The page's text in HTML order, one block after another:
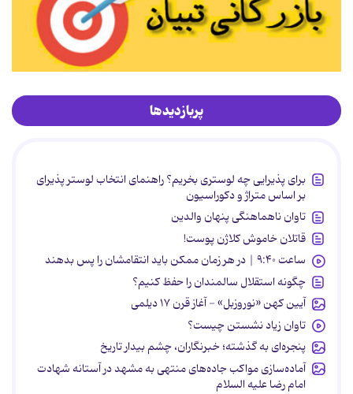
پربازدیدها
برای پذیرایی چه لوستری بخریم؟ راهنمای انتخاب لوستر پذیرای
بر اساس متراژ و دکوراسیون
تاوان ناهماهنگی پنهان والدین
قاتلان خاموش کلاژن پوست!
ساعت ۹:۴۰ | در هر زمان ممکن باید انتقامشان را پس بدهند
چگونه استقلال سالمندان را حفظ کنیم؟
آیین کهن «نوروزبل» - آغاز قرن ۱۷ دیلمی
تاوان زیاد نشستن چیست؟
پنجره‌ای به گذشته؛ خبرنگاران، چشم بیدار تاریخ
آماده‌سازی مواکب جاده‌های منتهی به مشهد در آستانه شهادت
امام رضا علیه السلام